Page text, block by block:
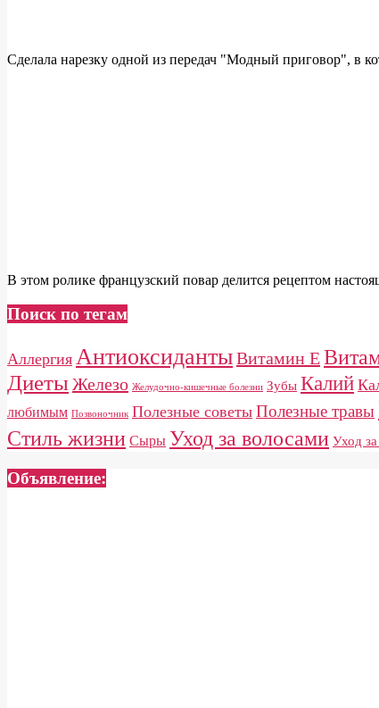
Сделала нарезку одной из передач "Модный приговор", в
В этом ролике французский повар делится рецептом
Поиск по тегам
Аллергия АнтиоксидантыВитамин E
ДиетыЖелезо Желудочно-кишечные болезни Зубы Калий
любимым Позвоночник Полезные советы Полезные травы
Стиль жизни Сыры Уход за волосами Уход за
Объявление: